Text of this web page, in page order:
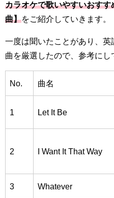
カラオケで歌いやすいおす
曲】をご紹介していきます。
一度は聞いたことがあり、
曲を厳選したので、参考にし
No. 曲名
1 Let It Be
2 I Want It That Way
3 Whatever